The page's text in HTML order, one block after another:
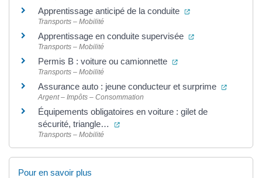
Apprentissage anticipé de la conduite (ouverture dans
Transports – Mobilité
Apprentissage en conduite supervisée (ouverture dans
Transports – Mobilité
Permis B : voiture ou camionnette (ouverture dans un
Transports – Mobilité
Assurance auto : jeune conducteur et surprime
Argent – Impôts – Consommation
Équipements obligatoires en voiture : gilet de
sécurité, triangle…
(ouverture dans un nouvel onglet)
Transports – Mobilité
Pour en savoir plus